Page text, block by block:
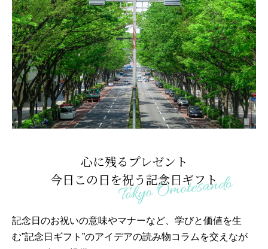
心に残るプレゼント
今日この日を祝う記念日ギフト
記念日のお祝いの意味やマナーなど、学びと価値を生
む”記念日ギフト”のアイデアの読み物コラムを交えなが